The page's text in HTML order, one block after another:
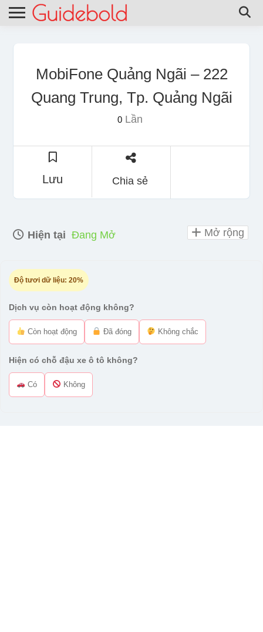
MobiFone Quảng Ngãi – 222
Quang Trung, Tp. Quảng Ngãi
0Lần
Lưu Chia sẻ
Hiện tại Đang Mở
Độ tươi dữ liệu: 20%
Dịch vụ còn hoạt động không?
Còn hoạt động Đã đóng Không chắc
Hiện có chỗ đậu xe ô tô không?
Có Không
Mở rộng